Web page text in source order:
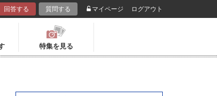
回答する 質問する マイページ ログアウト
特集を見る